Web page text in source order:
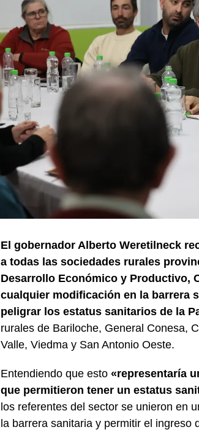
El gobernador Alberto Weretilneck
a todas las sociedades rurales
Desarrollo Económico y Productivo,
cualquier modificación en la barrera
peligrar los estatus sanitarios de la
rurales de Bariloche, General Conesa,
Valle, Viedma y San Antonio Oeste.
Entendiendo que esto «representaría
que permitieron tener un estatus
los referentes del sector se unieron en
la barrera sanitaria y permitir el ingreso